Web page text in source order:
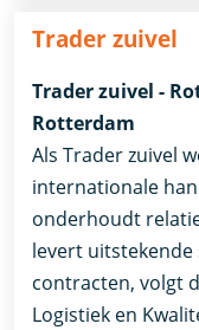
Trader zuivel
Trader zuivel -
Rotterdam
Als Trader zuivel
internationale
onderhoudt
levert uitstekende
contracten, volgt
Logistiek en